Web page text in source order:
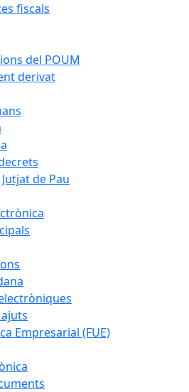
fiscals
del POUM
derivat
de Pau
Empresarial (FUE)